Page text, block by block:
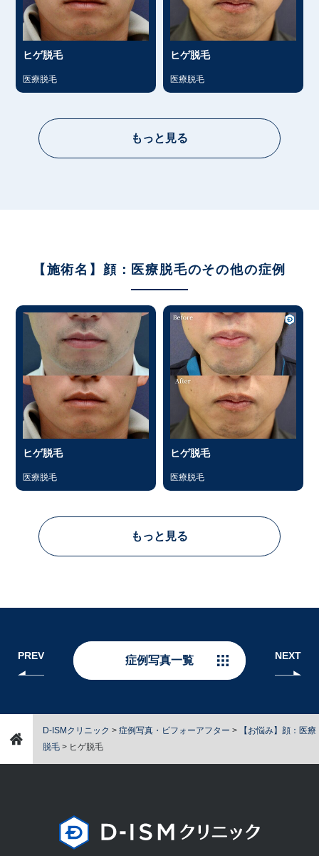
ヒゲ脱毛
医療脱毛
ヒゲ脱毛
医療脱毛
もっと見る
【施術名】顔：医療脱毛のその他の症例
ヒゲ脱毛
医療脱毛
ヒゲ脱毛
医療脱毛
もっと見る
PREV 症例写真一覧 NEXT
D-ISMクリニック > 症例写真・ビフォーアフター >
【お悩み】顔：医療
脱毛> ヒゲ脱毛